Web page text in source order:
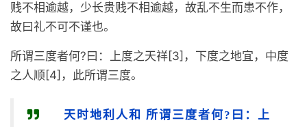
贱不相逾越，少长贵贱不相逾越，故乱不生而患不作，
故曰礼不可不谨也。
所谓三度者何?曰：上度之天祥[3]，下度之地宜，中度
之人顺[4]，此所谓三度。
天时地利人和 所谓三度者何?曰：上